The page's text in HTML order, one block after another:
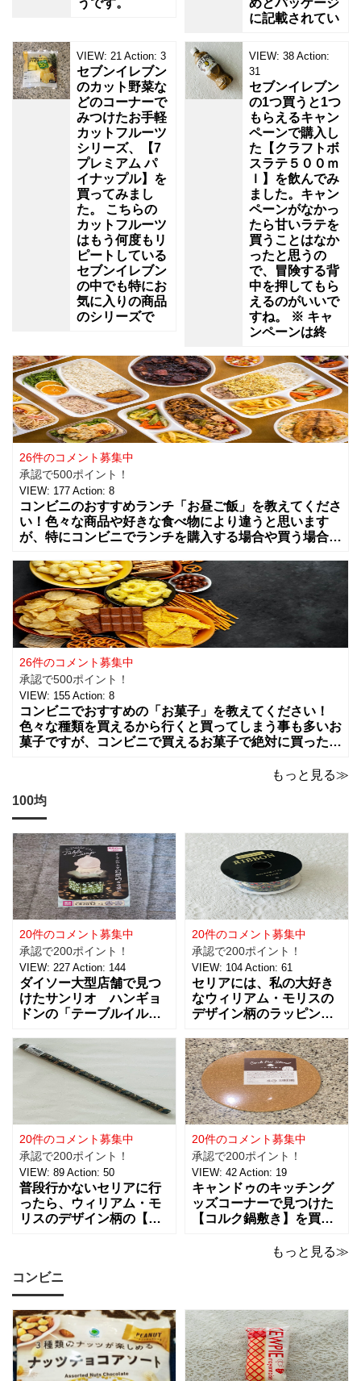
うです。
めとパッケージ
に記載されてい
VIEW: 21 Action: 3
セブンイレブン
のカット野菜な
どのコーナーで
みつけたお手軽
カットフルーツ
シリーズ、【7
プレミアム パ
イナップル】を
買ってみまし
た。 こちらの
カットフルーツ
はもう何度もリ
ピートしている
セブンイレブン
の中でも特にお
気に入りの商品
のシリーズで
VIEW: 38 Action:
31
セブンイレブン
の1つ買うと1つ
もらえるキャン
ペーンで購入し
た【クラフトボ
スラテ５００ｍ
ｌ】を飲んでみ
ました。キャン
ペーンがなかっ
たら甘いラテを
買うことはなか
ったと思うの
で、冒険する背
中を押してもら
えるのがいいで
すね。 ※ キャ
ンペーンは終
26件のコメント募集中
承認で500ポイント！
VIEW: 177 Action: 8
コンビニのおすすめランチ「お昼ご飯」を教えてくださ
い！色々な商品や好きな食べ物により違うと思います
が、特にコンビニでランチを購入する場合や買う場合に
カップラーメンやコンビニ弁当、総菜やサラダ
26件のコメント募集中
承認で500ポイント！
VIEW: 155 Action: 8
コンビニでおすすめの「お菓子」を教えてください！
色々な種類を買えるから行くと買ってしまう事も多いお
菓子ですが、コンビニで買えるお菓子で絶対に買った方
もっと見る≫
100均
20件のコメント募集中
承認で200ポイント！
VIEW: 227 Action: 144
ダイソー大型店舗で見つ
けたサンリオ ハンギョ
ドンの「テーブルイルミ
円を買ってきました。 パ
ーティーのテーブルデコ
レーションやおやすみ前
のリラックスタイムに良
さそうな商品で、あの
「ハンギョドン」がデザ
インされたライトは、
20件のコメント募集中
承認で200ポイント！
VIEW: 104 Action: 61
セリアには、私の大好き
なウィリアム・モリスの
デザイン柄のラッピング
です！【サテンリボンマ
スターピースコレクショ
ン/WM】もとっても素敵
なので、紹介しますね。
サテンリボンの材質は、
ポリエステル。サイズ
は、約幅30㎜ x
20件のコメント募集中
承認で200ポイント！
VIEW: 89 Action: 50
普段行かないセリアに行
ったら、ウィリアム・モ
リスのデザイン柄の【包
いました。買えないと思
っていたので嬉しい。 サ
イズは、約幅760㎜ x 高
さ530㎜。2枚入っている
ので
20件のコメント募集中
承認で200ポイント！
VIEW: 42 Action: 19
キャンドゥのキッチング
ッズコーナーで見つけた
【コルク鍋敷き】を買っ
ている鍋敷きは木製のも
に100円ショップの100円
商品にはなかったため、
こちらのコル
もっと見る≫
コンビニ